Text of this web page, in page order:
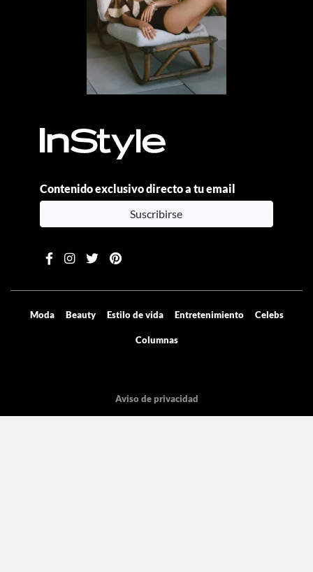
Contenido exclusivo directo a tu email
Suscribirse
Moda Beauty Estilo de vida Entretenimiento Celebs
Columnas
Aviso de privacidad